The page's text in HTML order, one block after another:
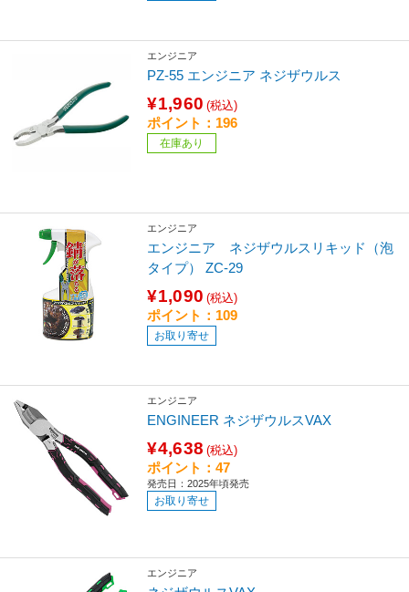
エンジニア
PZ-55 エンジニア ネジザウルス
¥1,960 (税込)
ポイント：196
在庫あり
エンジニア
エンジニア ネジザウルスリキッド（泡
タイプ） ZC-29
¥1,090 (税込)
ポイント：109
お取り寄せ
エンジニア
ENGINEER ネジザウルスVAX
¥4,638 (税込)
ポイント：47
発売日：2025年頃発売
お取り寄せ
エンジニア